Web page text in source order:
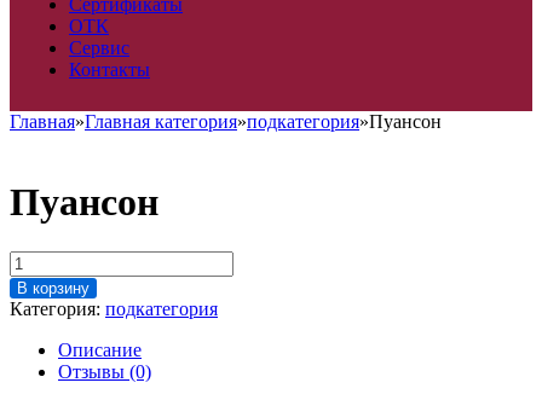
Сертификаты
ОТК
Сервис
Контакты
Главная»Главная категория»подкатегория»Пуансон
Пуансон
Количество
товара
Пуансон
В корзину
Категория: подкатегория
Описание
Отзывы (0)